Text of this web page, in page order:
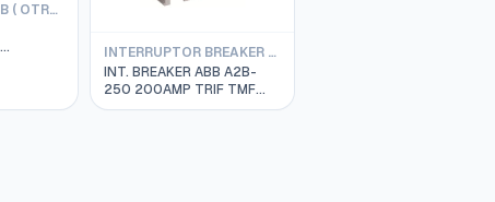
ACCESORIOS ABB ( OTROS )
INTERRUPTOR BREAKER FORMULA ABB
INT. BREAKER ABB A2B-
250 200AMP TRIF TMF
18KA / 415V ITALIA 690V